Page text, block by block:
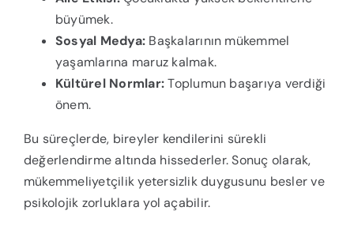
büyümek.
Sosyal Medya: Başkalarının mükemmel
yaşamlarına maruz kalmak.
Kültürel Normlar:Toplumun başarıya verdiği
önem.
Bu süreçlerde, bireyler kendilerini sürekli
değerlendirme altında hissederler. Sonuç olarak,
mükemmeliyetçilik yetersizlik duygusunu besler ve
psikolojik zorluklara yol açabilir.